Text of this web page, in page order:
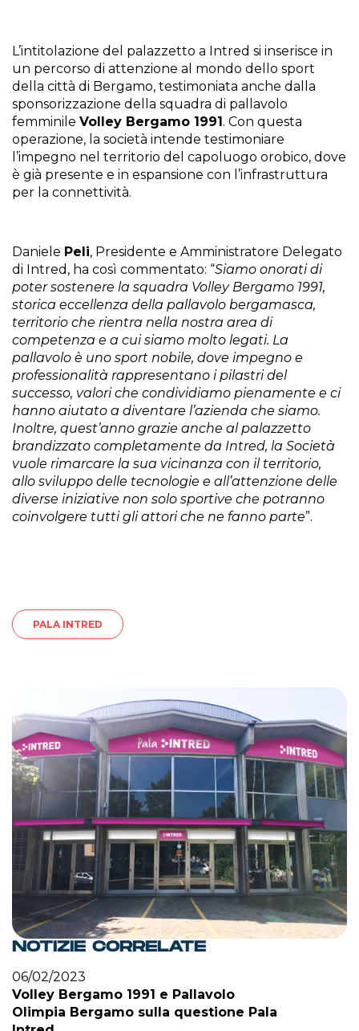
NOTIZIE CORRELATE
06/02/2023
Volley Bergamo 1991 e Pallavolo
Olimpia Bergamo sulla questione Pala
L’intitolazione del palazzetto a Intred si inserisce in
un percorso di attenzione al mondo dello sport
della città di Bergamo, testimoniata anche dalla
sponsorizzazione della squadra di pallavolo
femminile Volley Bergamo 1991. Con questa
operazione, la società intende testimoniare
l’impegno nel territorio del capoluogo orobico, dove
è già presente e in espansione con l’infrastruttura
per la connettività.
Daniele Peli, Presidente e Amministratore Delegato
di Intred, ha così commentato: “Siamo onorati di
poter sostenere la squadra Volley Bergamo 1991,
storica eccellenza della pallavolo bergamasca,
territorio che rientra nella nostra area di
competenza e a cui siamo molto legati. La
pallavolo è uno sport nobile, dove impegno e
professionalità rappresentano i pilastri del
successo, valori che condividiamo pienamente e ci
hanno aiutato a diventare l’azienda che siamo.
Inoltre, quest’anno grazie anche al palazzetto
brandizzato completamente da Intred, la Società
vuole rimarcare la sua vicinanza con il territorio,
allo sviluppo delle tecnologie e all’attenzione delle
diverse iniziative non solo sportive che potranno
coinvolgere tutti gli attori che ne fanno parte”.
PALA INTRED